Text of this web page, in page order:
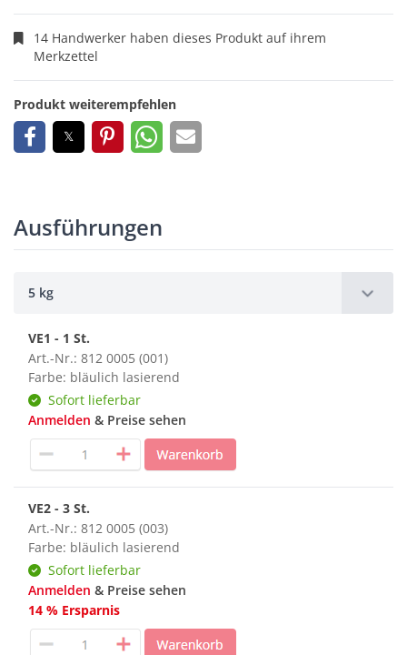
14 Handwerker haben dieses Produkt auf ihrem
Merkzettel
Produkt weiterempfehlen
Ausführungen
5 kg
VE1 - 1 St.
Art.-Nr.: 812 0005 (001)
Farbe: bläulich lasierend
Sofort lieferbar
Anmelden & Preise sehen
VE2 - 3 St.
Art.-Nr.: 812 0005 (003)
Farbe: bläulich lasierend
Sofort lieferbar
Anmelden & Preise sehen
14 % Ersparnis